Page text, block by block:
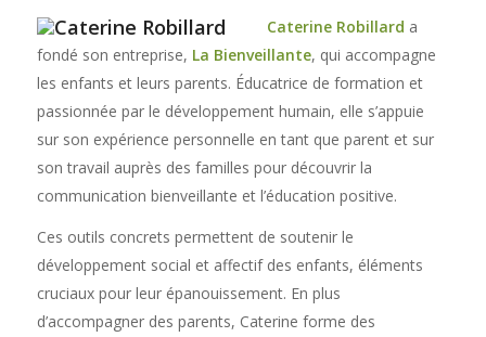
Caterine Robillard a
fondé son entreprise, La Bienveillante, qui accompagne
les enfants et leurs parents. Éducatrice de formation et
passionnée par le développement humain, elle s’appuie
sur son expérience personnelle en tant que parent et sur
son travail auprès des familles pour découvrir la
communication bienveillante et l’éducation positive.
Ces outils concrets permettent de soutenir le
développement social et affectif des enfants, éléments
cruciaux pour leur épanouissement. En plus
d’accompagner des parents, Caterine forme des